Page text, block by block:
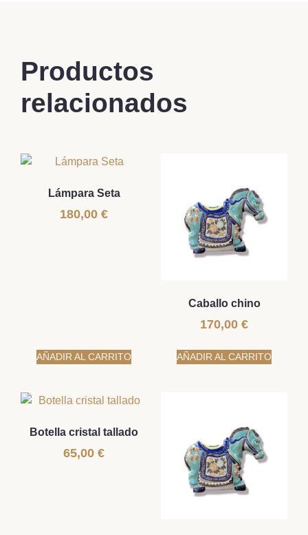
Productos
relacionados
Lámpara Seta
180,00 €
AÑADIR AL CARRITO
Caballo chino
170,00 €
AÑADIR AL CARRITO
Botella cristal tallado
65,00 €